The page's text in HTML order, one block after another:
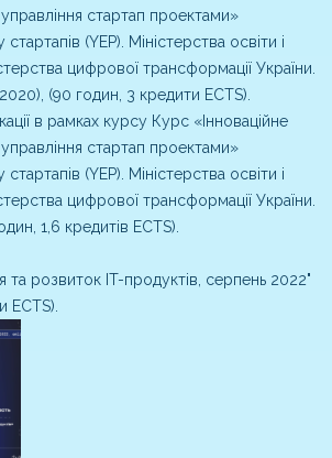
стартап проектами»
(YEP). Міністерства освіти і
цифрової трансформації України.
(90 годин, 3 кредити ECTS).
в рамках курсу Курс «Інноваційне
стартап проектами»
(YEP). Міністерства освіти і
цифрової трансформації України.
1,6 кредитів ECTS).
та розвиток IT-продуктів, серпень 2022"
ECTS).